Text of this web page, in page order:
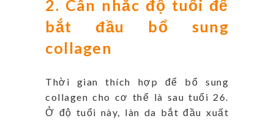
2. Cân nhắc độ tuổi để
bắt đầu bổ sung
collagen
Thời gian thích hợp để bổ sung
collagen cho cơ thể là sau tuổi 26.
Ở độ tuổi này, làn da bắt đầu xuất